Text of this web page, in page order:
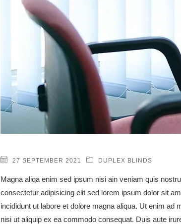
27 SEPTEMBER 2021 DUPLEX BLINDS
Magna aliqa enim sed ipsum nisi ain veniam quis
consectetur adipisicing elit sed lorem ipsum dolor sit
incididunt ut labore et dolore magna aliqua. Ut enim
nisi ut aliquip ex ea commodo consequat. Duis aute